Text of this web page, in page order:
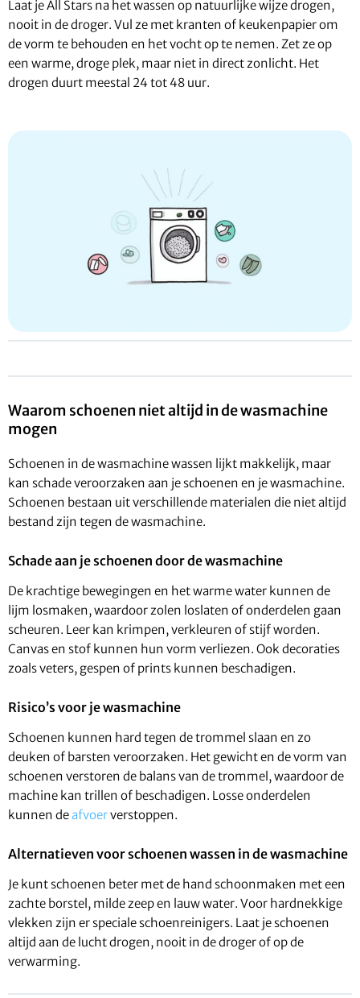
Laat je All Stars na het wassen op natuurlijke wijze drogen,
nooit in de droger. Vul ze met kranten of keukenpapier om
de vorm te behouden en het vocht op te nemen. Zet ze op
een warme, droge plek, maar niet in direct zonlicht. Het
drogen duurt meestal 24 tot 48 uur.
Waarom schoenen niet altijd in de wasmachine
mogen
Schoenen in de wasmachine wassen lijkt makkelijk, maar
kan schade veroorzaken aan je schoenen en je wasmachine.
Schoenen bestaan uit verschillende materialen die niet altijd
bestand zijn tegen de wasmachine.
Schade aan je schoenen door de wasmachine
De krachtige bewegingen en het warme water kunnen de
lijm losmaken, waardoor zolen loslaten of onderdelen gaan
scheuren. Leer kan krimpen, verkleuren of stijf worden.
Canvas en stof kunnen hun vorm verliezen. Ook decoraties
zoals veters, gespen of prints kunnen beschadigen.
Risico’s voor je wasmachine
Schoenen kunnen hard tegen de trommel slaan en zo
deuken of barsten veroorzaken. Het gewicht en de vorm van
schoenen verstoren de balans van de trommel, waardoor de
machine kan trillen of beschadigen. Losse onderdelen
kunnen deafvoerverstoppen.
Alternatieven voor schoenen wassen in de wasmachine
Je kunt schoenen beter met de hand schoonmaken met een
zachte borstel, milde zeep en lauw water. Voor hardnekkige
vlekken zijn er speciale schoenreinigers. Laat je schoenen
altijd aan de lucht drogen, nooit in de droger of op de
verwarming.